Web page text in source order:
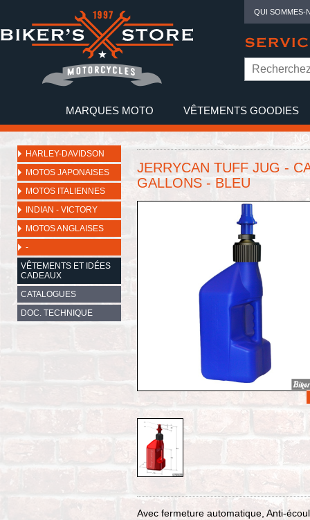
QUI SOMMES-
MARQUES MOTO VÊTEMENTS GOODIES
HARLEY-DAVIDSON
MOTOS JAPONAISES
MOTOS ITALIENNES
INDIAN - VICTORY
MOTOS ANGLAISES
-
VÊTEMENTS ET IDÉES
CADEAUX
CATALOGUES
DOC. TECHNIQUE
JERRYCAN TUFF JUG -
GALLONS - BLEU
Avec fermeture automatique, Anti-